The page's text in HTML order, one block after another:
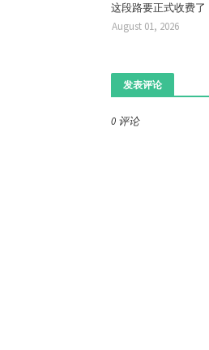
这段路要正式收费了
August 01, 2026
发表评论
0 评论